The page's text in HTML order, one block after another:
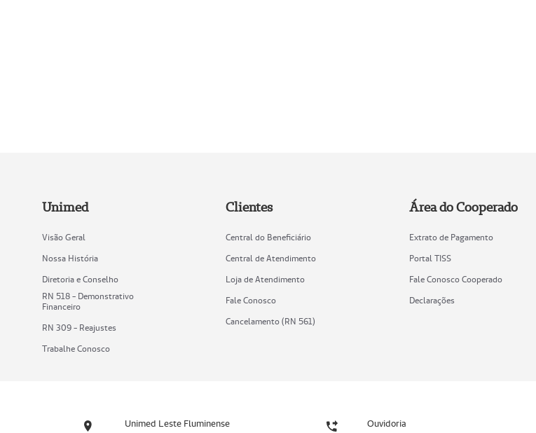
Unimed
Visão Geral
Nossa História
Diretoria e Conselho
RN 518 - Demonstrativo
Financeiro
RN 309 - Reajustes
Trabalhe Conosco
Clientes
Central do Beneficiário
Central de Atendimento
Loja de Atendimento
Fale Conosco
Cancelamento (RN 561)
Área do Cooperado
Extrato de Pagamento
Portal TISS
Fale Conosco Cooperado
Declarações
Unimed Leste Fluminense Ouvidoria